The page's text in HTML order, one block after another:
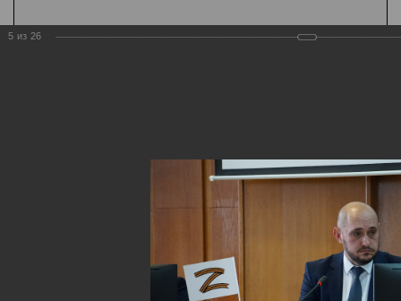
Государственная
организация
5 из 26